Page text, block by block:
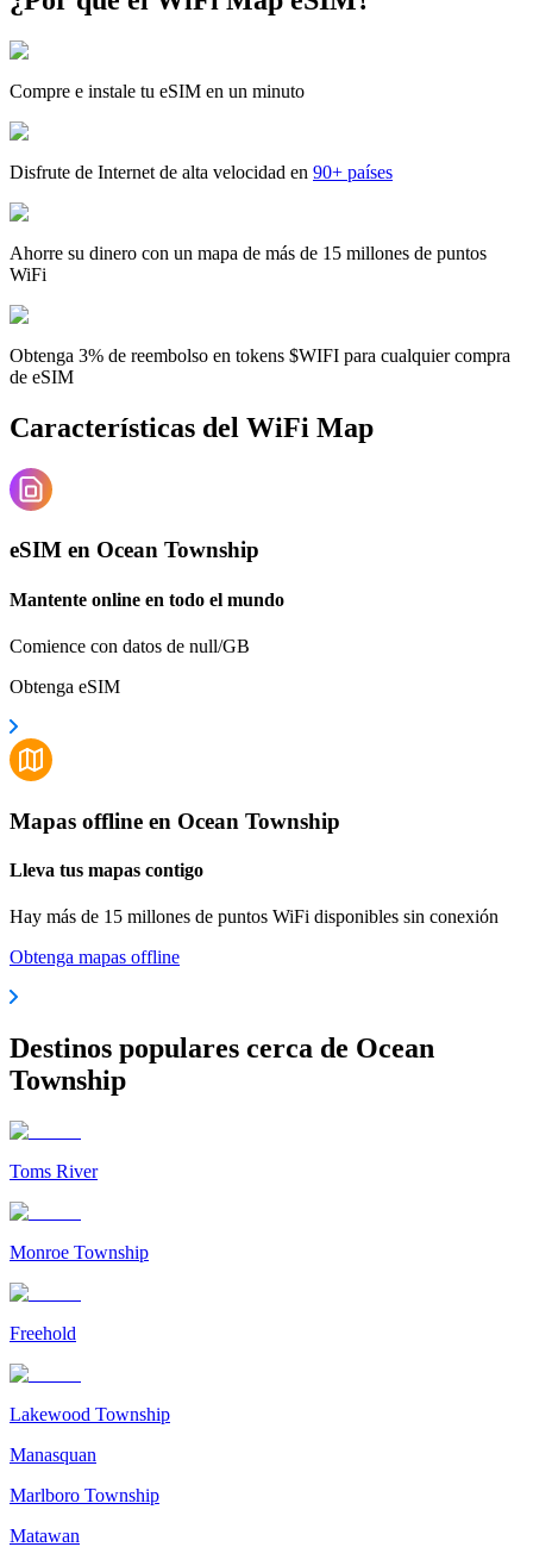
Compre e instale tu eSIM en un minuto
Disfrute de Internet de alta velocidad en 90+ países
Ahorre su dinero con un mapa de más de 15 millones de puntos
WiFi
Obtenga 3% de reembolso en tokens $WIFI para cualquier compra
de eSIM
Características del WiFi Map
eSIM en Ocean Township
Mantente online en todo el mundo
Comience con datos de null/GB
Obtenga eSIM
Mapas offline en Ocean Township
Lleva tus mapas contigo
Hay más de 15 millones de puntos WiFi disponibles sin conexión
Obtenga mapas offline
Destinos populares cerca de Ocean
Township
Toms River
Monroe Township
Freehold
Lakewood Township
Manasquan
Marlboro Township
Matawan